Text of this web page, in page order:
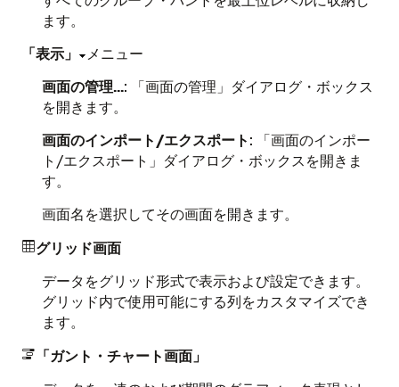
ます。
「表示」
メニュー
画面の管理...: 「画面の管理」ダイアログ・ボックス
を開きます。
画面のインポート/エクスポート: 「画面のインポー
ト/エクスポート」ダイアログ・ボックスを開きま
す。
画面名を選択してその画面を開きます。
グリッド画面
データをグリッド形式で表示および設定できます。
グリッド内で使用可能にする列をカスタマイズでき
ます。

「ガント・チャート画面」